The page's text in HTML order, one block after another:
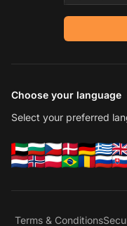
Choose your language
Select your preferred
Terms & Conditions